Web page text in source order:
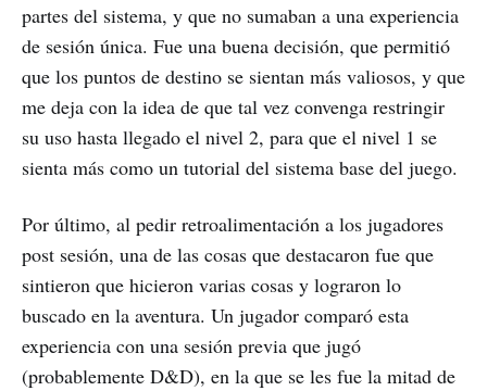
partes del sistema, y que no sumaban a una experiencia
de sesión única. Fue una buena decisión, que permitió
que los puntos de destino se sientan más valiosos, y que
me deja con la idea de que tal vez convenga restringir
su uso hasta llegado el nivel 2, para que el nivel 1 se
sienta más como un tutorial del sistema base del juego.
Por último, al pedir retroalimentación a los jugadores
post sesión, una de las cosas que destacaron fue que
sintieron que hicieron varias cosas y lograron lo
buscado en la aventura. Un jugador comparó esta
experiencia con una sesión previa que jugó
(probablemente D&D), en la que se les fue la mitad de